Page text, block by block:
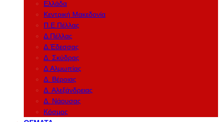
Ελλάδα
Κεντρική Μακεδονία
Π.Ε.Πέλλας
Δ.Πέλλας
Δ.Έδεσσας
Δ. Σκύδρας
Δ.Αλμωπίας
Δ. Βέροιας
Δ. Αλεξάνδρειας
Δ. Νάουσας
Κόσμος